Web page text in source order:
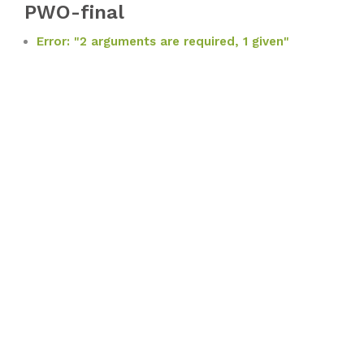
PWO-final
Error: "2 arguments are required, 1 given"